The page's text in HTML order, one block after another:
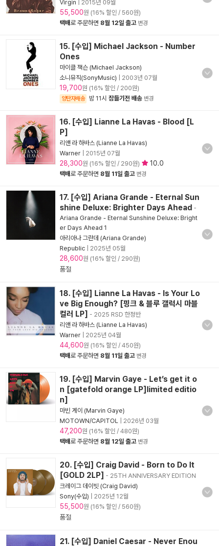
Virgin 2015년 09월
55,500원 (16% 할인 / 560원)
택배로 주문하면 8월 12일 출고 변경
15. [수입] Michael Jackson - Number
Ones
마이클 잭슨 (Michael Jackson)
소니뮤직(SonyMusic)
2003년 07월
19,700원 (16% 할인 / 200원)
양탄자배송 밤 11시 잠들기전 배송 변경
16. [수입] Lianne La Havas - Blood [L
P]
리앤 라 하바스 (Lianne La Havas)
Warner
2015년 07월
28,300원 (16% 할인 / 290원) 10.0
택배로 주문하면 8월 11일 출고 변경
17. [수입] Ariana Grande - Eternal Sun
shine Deluxe: Brighter Days Ahead -
Ariana Grande - Eternal Sunshine Deluxe: Bright
er Days Ahead 1
아리아나 그란데 (Ariana Grande)
Republic
2025년 05월
28,600원 (16% 할인 / 290원)
품절
18. [수입] Lianne La Havas - Is Your Lo
ve Big Enough? [핑크 & 블루 갤럭시 마블
컬러 LP] - 2025 RSD 한정반
리앤 라 하바스 (Lianne La Havas)
Warner
2025년 04월
44,600원 (16% 할인 / 450원)
택배로 주문하면 8월 11일 출고 변경
19. [수입] Marvin Gaye - Let’s get it o
n [gatefold orange LP]limited editio
n]
마빈 게이 (Marvin Gaye)
MOTOWN/CAPITOL
2026년 03월
47,200원 (16% 할인 / 480원)
택배로 주문하면 8월 12일 출고 변경
20. [수입] Craig David - Born to Do It
[GOLD 2LP] - 25TH ANNIVERSARY EDITION
크레이그 데이빗 (Craig David)
Sony(수입)
2025년 12월
55,500원 (16% 할인 / 560원)
품절
21. [수입] Daniel Caesar - Never Enou